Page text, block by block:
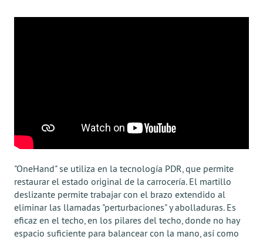
"OneHand" se utiliza en la tecnología PDR, que permite
restaurar el estado original de la carrocería. El martillo
deslizante permite trabajar con el brazo extendido al
eliminar las llamadas "perturbaciones" y abolladuras. Es
eficaz en el techo, en los pilares del techo, donde no hay
espacio suficiente para balancear con la mano, así como